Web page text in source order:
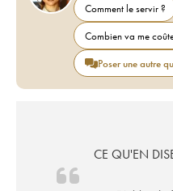
Comment le servir ?
Combien va me
Poser une autre
CE QU'EN